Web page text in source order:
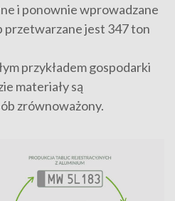
i ponownie wprowadzane
przetwarzane jest 347 ton
przykładem gospodarki
materiały są
zrównoważony.